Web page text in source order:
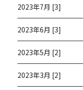
2023年7月 [3]
2023年6月 [3]
2023年5月 [2]
2023年3月 [2]